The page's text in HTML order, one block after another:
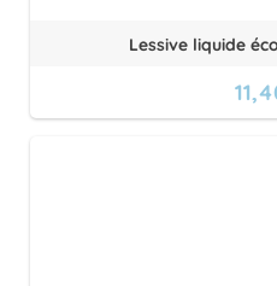
Lessive liquide